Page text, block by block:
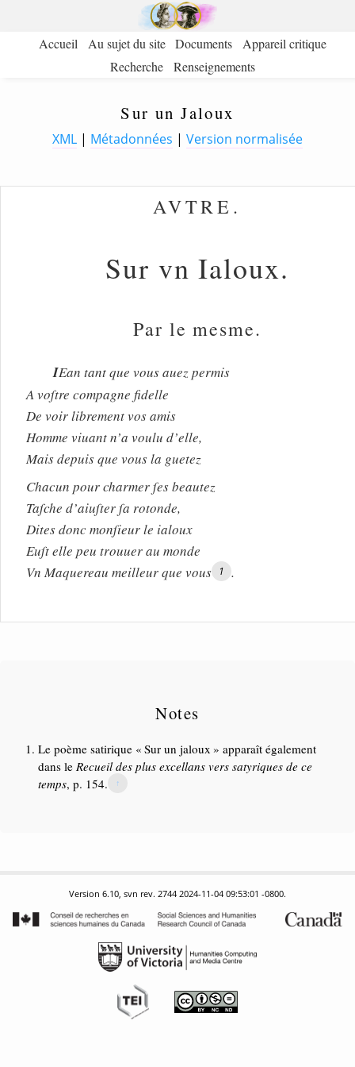
Accueil Au sujet du site Documents
Appareil critique
Recherche
Renseignements
XML | Métadonnées | Version normalisée
Sur un Jaloux
AVTRE.
Sur vn Ialoux.
Par le mesme.
IEan tant que vous auez permis
A voſtre compagne fidelle
De voir librement vos amis
Homme viuant n’a voulu d’elle,
Mais depuis que vous la guetez
Chacun pour charmer ſes beautez
Taſche d’aiuſter ſa rotonde,
Dites donc monſieur le ialoux
Euſt elle peu trouuer au monde
Vn Maquereau meilleur que vous
1 .
Notes
Le poème satirique Sur un jaloux
apparaît également
dans le Recueil des plus excellans vers satyriques de ce
temps, p. 154. ↑
Version 6.10, svn rev. 2744 2024-11-04 09:53:01 -0800.